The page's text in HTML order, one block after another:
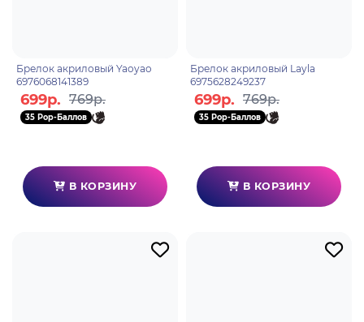
Брелок акриловый Yaoyao
6976068141389
699р. 769р.
35 Pop-Баллов
В КОРЗИНУ
Брелок акриловый Layla
6975628249237
699р. 769р.
35 Pop-Баллов
В КОРЗИНУ